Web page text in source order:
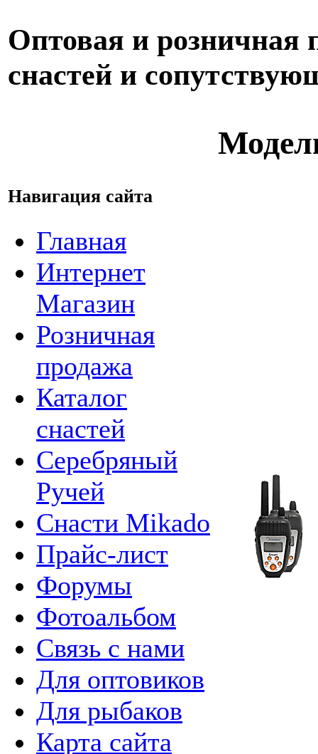
Оптовая и розничная
снастей и
Навигация сайта
Главная
Интернет
Магазин
Розничная
продажа
Каталог
снастей
Серебряный
Ручей
Снасти Mikado
Прайс-лист
Форумы
Фотоальбом
Связь с нами
Для оптовиков
Для рыбаков
Карта сайта